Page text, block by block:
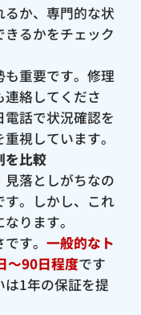
か、専門的な状
るかをチェック
重要です。修理
絡してくださ
話で状況確認を
視しています。
を比較
見落としがちなの
す。しかし、これ
ります。
す。 一般的なト
〜90日程度です
は1年の保証を提